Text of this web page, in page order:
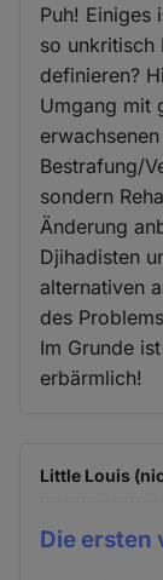
Puh! Einiges
so unkritisch
definieren?
Umgang mit
Bestrafung/
sondern
Änderung
Djihadisten
alternativen
des
Im Grunde
erbärmlich!
Little Louis
Die ersten